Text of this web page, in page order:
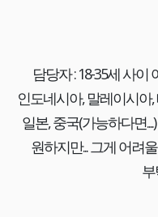
담당자 : 18-35세 사이
인도네시아, 말레이시아
일본, 중국(가능하다면
원하지만... 그게 어려